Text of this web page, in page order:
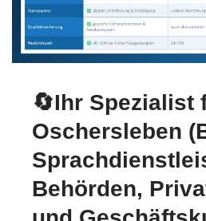
🔄Ihr Spezialist
Oschersleben
Behörden,